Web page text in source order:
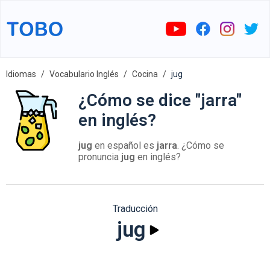
Idiomas Vocabulario Inglés Cocina jug
¿Cómo se dice "jarra"
en inglés?
jug en español es jarra. ¿Cómo se
pronuncia jug en inglés?
Traducción
jug